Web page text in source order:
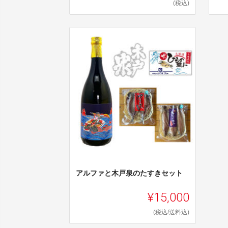
(税込)
アルファと木戸泉のたすきセット
¥15,000
(税込/送料込)